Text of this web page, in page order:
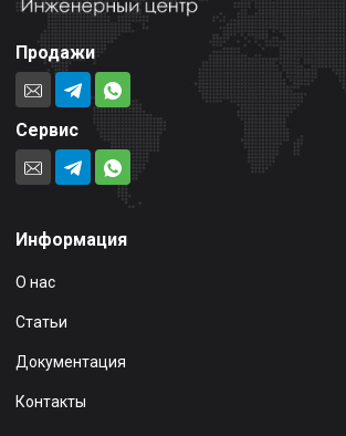
Продажи
Сервис
Информация
О нас
Статьи
Документация
Контакты